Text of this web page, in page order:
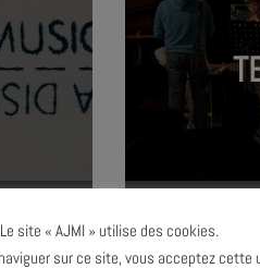
DU
AJMI MÔME
Le site « AJMI » utilise des cookies.
sur ce site, vous acceptez cette